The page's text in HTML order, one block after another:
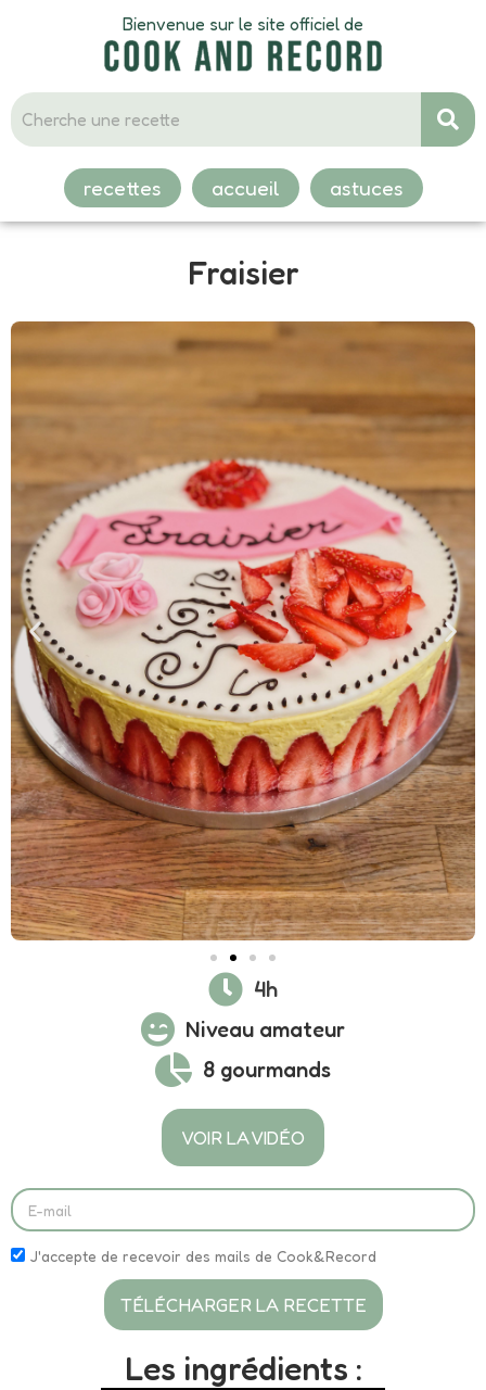
Bienvenue sur le site officiel de
recettes accueil astuces
Fraisier
4h
Niveau amateur
8 gourmands
VOIR LA VIDÉO
J'accepte de recevoir des mails de Cook&Record
TÉLÉCHARGER LA RECETTE
Les ingrédients :